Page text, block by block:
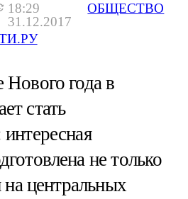
18:29
31.12.2017
ОБЩЕСТВО
Нового года в
стать
не только
центральных